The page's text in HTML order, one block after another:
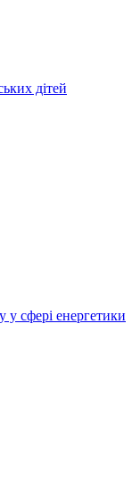
дітей
у сфері енергетики